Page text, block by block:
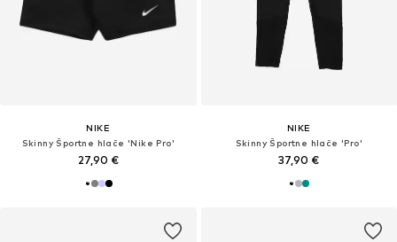
NIKE
Skinny Športne hlače 'Nike Pro'
27,90 €
NIKE
Skinny Športne hlače 'Pro'
37,90 €